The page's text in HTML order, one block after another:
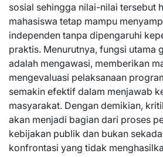
sosial sehingga nilai-nilai tersebut
mahasiswa tetap mampu
independen tanpa dipengaruhi
praktis. Menurutnya, fungsi utama
adalah mengawasi, memberikan
mengevaluasi pelaksanaan
semakin efektif dalam menjawab
masyarakat. Dengan demikian,
akan menjadi bagian dari proses
kebijakan publik dan bukan
konfrontasi yang tidak